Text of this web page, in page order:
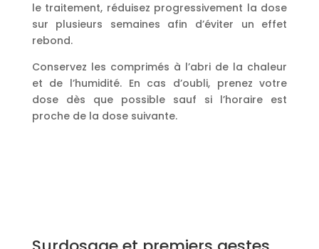
le traitement, réduisez progressivement la dose
sur plusieurs semaines afin d’éviter un effet
rebond.
Conservez les comprimés à l’abri de la chaleur
et de l’humidité. En cas d’oubli, prenez votre
dose dès que possible sauf si l’horaire est
proche de la dose suivante.